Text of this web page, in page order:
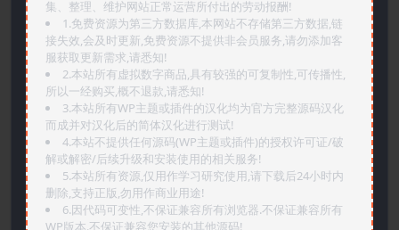
集、整理、维护网站正常运营所付出的劳动报酬!
1.免费资源为第三方数据库,本网站不存储第三方数据,链
接失效,会及时更新,免费资源不提供非会员服务,请勿添加客
服获取更新需求,请悉知!
2.本站所有虚拟数字商品,具有较强的可复制性,可传播性,
所以一经购买,概不退款,请悉知!
3.本站所有WP主题或插件的汉化均为官方完整源码汉化
而成并对汉化后的简体汉化进行测试!
4.本站不提供任何源码(WP主题或插件)的授权许可证/破
解或解密/后续升级和安装使用的相关服务!
5.本站所有资源,仅用作学习研究使用,请下载后24小时内
删除,支持正版,勿用作商业用途!
6.因代码可变性,不保证兼容所有浏览器.不保证兼容所有